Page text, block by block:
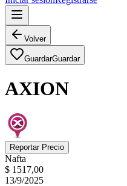
Volver
GuardarGuardar
AXION
Reportar Precio
Nafta
$ 1517,00
13/9/2025